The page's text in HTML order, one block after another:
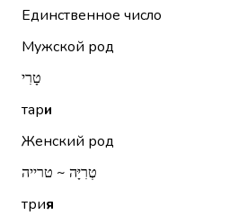
Единственное число
Мужской род
טָרִי
тари
Женский род
טְרִיָּה ~ טרייה
трия